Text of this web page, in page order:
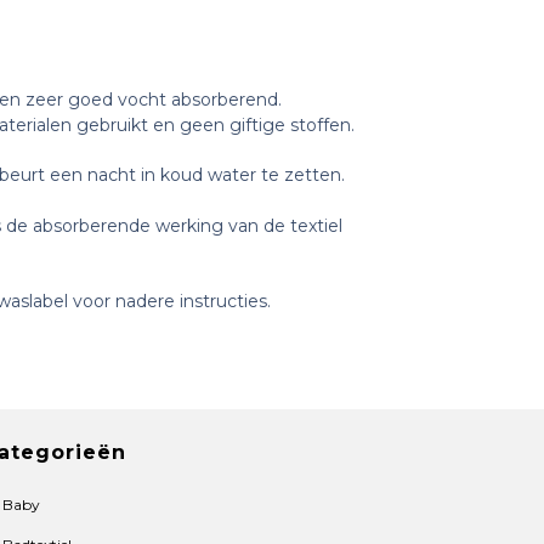
zeer goed vocht absorberend.
gebruikt en geen giftige stoffen.
een nacht in koud water te zetten.
absorberende werking van de textiel
voor nadere instructies.
Baby